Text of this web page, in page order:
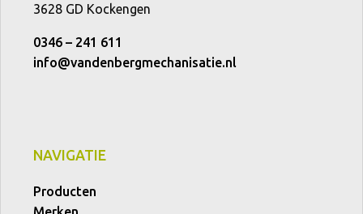
3628 GD Kockengen
0346 – 241 611
info@vandenbergmechanisatie.nl
NAVIGATIE
Producten